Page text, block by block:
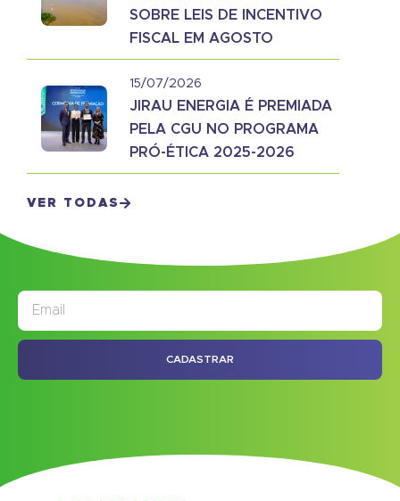
SOBRE LEIS DE INCENTIVO
FISCAL EM AGOSTO
15/07/2026
JIRAU ENERGIA É PREMIADA
PELA CGU NO PROGRAMA
PRÓ-ÉTICA 2025-2026
VER TODAS
CADASTRAR